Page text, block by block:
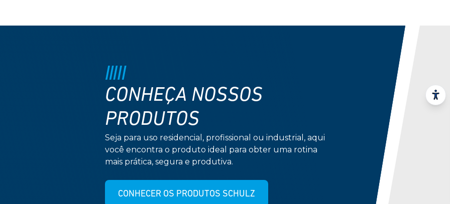
CONHEÇA NOSSOS
PRODUTOS
Seja para uso residencial, profissional ou industrial, aqui
você encontra o produto ideal para obter uma rotina
mais prática, segura e produtiva.
CONHECER OS PRODUTOS SCHULZ